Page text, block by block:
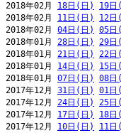
2018年02月 18日(日) 19日
2018年02月 11日(日) 12日
2018年02月 04日(日) 05日
2018年01月 28日(日) 29日
2018年01月 21日(日) 22日
2018年01月 14日(日) 15日
2018年01月 07日(日) 08日
2017年12月 31日(日) 01日
2017年12月 24日(日) 25日
2017年12月 17日(日) 18日
2017年12月 10日(日) 11日